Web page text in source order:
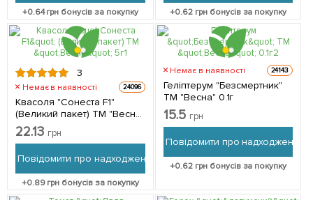
+0.64грн бонусів за покупку +0.62грн бонусів за покупку
3
Немає в наявності 24096
Квасоля "Сонеста F1"
(Великий пакет) ТМ "Весна"
5г
22.13 грн
Повідомити про надходження
+0.89грн бонусів за покупку
Немає в наявності 24143
Геліптерум "Безсмертник"
ТМ "Весна" 0.1г
15.5 грн
Повідомити про надходження
+0.62грн бонусів за покупку